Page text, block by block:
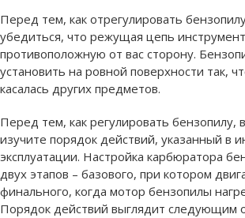
Перед тем, как отрегулировать
убедиться, что режущая цепь
противоположную от вас сторону.
установить на ровной поверхности так,
касалась других предметов.
Перед тем, как регулировать бензопилу,
изучите порядок действий, указанный в
эксплуатации. Настройка карбюратора
двух этапов – базового, при котором
финального, когда мотор бензопилы
Порядок действий выглядит следующим